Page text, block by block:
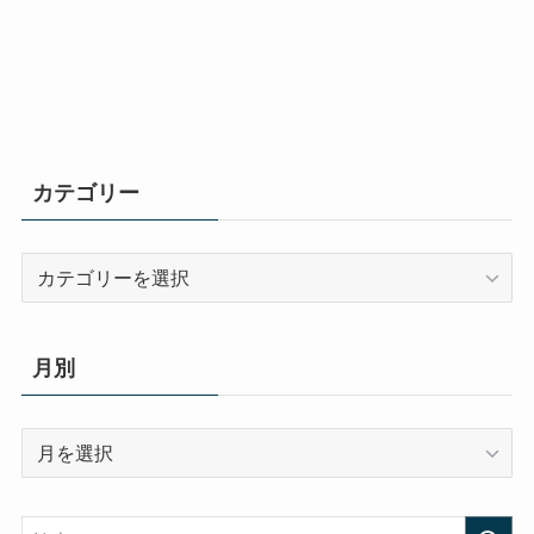
カテゴリー
リ
ー
月別